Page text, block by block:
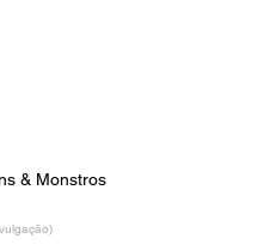
& Monstros